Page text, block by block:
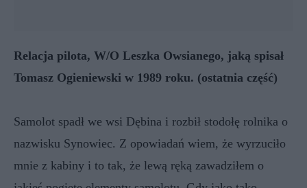
Relacja pilota, W/O Leszka Owsianego, jaką spisał
Tomasz Ogieniewski w 1989 roku. (ostatnia część)
Samolot spadł we wsi Dębina i rozbił stodołę rolnika o
nazwisku Synowiec. Z opowiadań wiem, że wyrzuciło
mnie z kabiny i to tak, że lewą ręką zawadziłem o